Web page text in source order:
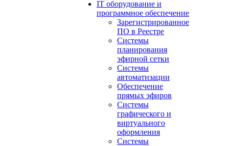
IT оборудование и
программное обеспечение
Зарегистрированное
ПО в Реестре
Системы
планирования
эфирной сетки
Системы
автоматизации
Обеспечение
прямых эфиров
Системы
графического и
виртуального
оформления
Системы